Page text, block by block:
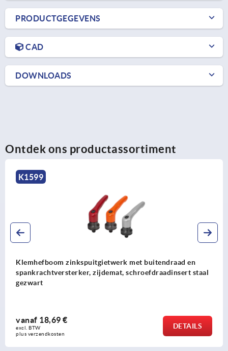
PRODUCTGEGEVENS
CAD
DOWNLOADS
Ontdek ons productassortiment
K0738
Klemhefboom zinkspuitgietwerk vlak met uitwendige
schroefdraad, schroefdraadinsert rvs
vanaf 9,19 €
excl. BTW
plus verzendkosten
DETAILS